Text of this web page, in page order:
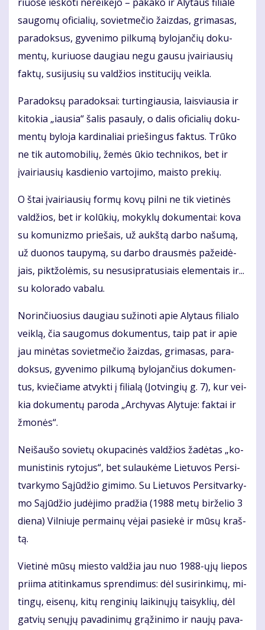
sau­go­mų ofi­cia­lių, so­viet­me­čio žaiz­das, gri­ma­sas,
pa­ra­dok­sus, gy­ve­ni­mo pil­ku­mą by­lo­jan­čių do­ku­
men­tų, ku­riuo­se dau­giau ne­gu gau­su įvai­riau­sių
fak­tų, su­si­ju­sių su val­džios ins­ti­tu­ci­jų veik­la.
Pa­ra­dok­sų pa­ra­dok­sai: tur­tin­giau­sia, lais­viau­sia ir
ki­to­kia „iau­sia“ ša­lis pa­sau­ly, o da­lis ofi­cia­lių do­ku­
men­tų by­lo­ja kar­di­na­liai prie­šin­gus fak­tus. Trū­ko
ne tik au­to­mo­bi­lių, že­mės ūkio tech­ni­kos, bet ir
įvai­riau­sių kas­die­nio var­to­ji­mo, mais­to pre­kių.
O štai įvai­riau­sių for­mų ko­vų pil­ni ne tik vie­ti­nės
val­džios, bet ir ko­lū­kių, mo­kyk­lų do­ku­men­tai: ko­va
su ko­mu­niz­mo prie­šais, už aukš­tą dar­bo na­šu­mą,
už duo­nos tau­py­mą, su dar­bo draus­mės pa­žei­dė­
jais, pik­tžo­lė­mis, su nesu­si­pra­tu­siais ele­men­tais ir...
su ko­lo­ra­do va­ba­lu.
No­rin­čiuo­sius dau­giau su­ži­no­ti apie Aly­taus fi­lia­lo
veik­lą, čia sau­go­mus do­ku­men­tus, taip pat ir apie
jau mi­nė­tas so­viet­me­čio žaiz­das, gri­ma­sas, pa­ra­
dok­sus, gy­ve­ni­mo pil­ku­mą by­lo­jan­čius do­ku­men­
tus, kvie­čia­me at­vyk­ti į fi­lia­lą (Jot­vin­gių g. 7), kur vei­
kia do­ku­men­tų pa­ro­da „Ar­chy­vas Aly­tu­je: fak­tai ir
žmo­nės“.
Ne­iš­au­šo so­vie­tų oku­pa­ci­nės val­džios ža­dė­tas „ko­
mu­nis­ti­nis ry­to­jus“, bet su­lau­kė­me Lie­tu­vos Per­si­
tvar­ky­mo Są­jū­džio gi­mi­mo. Su Lie­tu­vos Per­si­tvar­ky­
mo Są­jū­džio ju­dė­ji­mo pra­džia (1988 me­tų bir­že­lio 3
die­na) Vil­niu­je per­mai­nų vė­jai pa­sie­kė ir mū­sų kraš­
tą.
Vie­ti­nė mū­sų mies­to val­džia jau nuo 1988-ųjų lie­pos
pri­ima ati­tin­ka­mus spren­di­mus: dėl su­si­rin­ki­mų, mi­
tin­gų, ei­se­nų, ki­tų ren­gi­nių lai­ki­nų­jų tai­syk­lių, dėl
gat­vių se­nų­jų pa­va­di­ni­mų grą­ži­ni­mo ir nau­jų pa­va­